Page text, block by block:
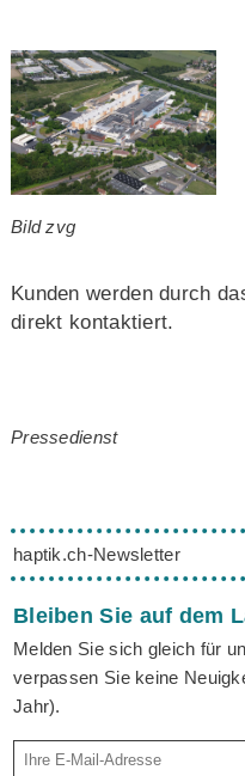
Bild zvg
Kunden werden durch
direkt kontaktiert.
Pressedienst
haptik.ch-Newsletter
Bleiben Sie auf dem
Melden Sie sich gleich für
verpassen Sie keine
Jahr).